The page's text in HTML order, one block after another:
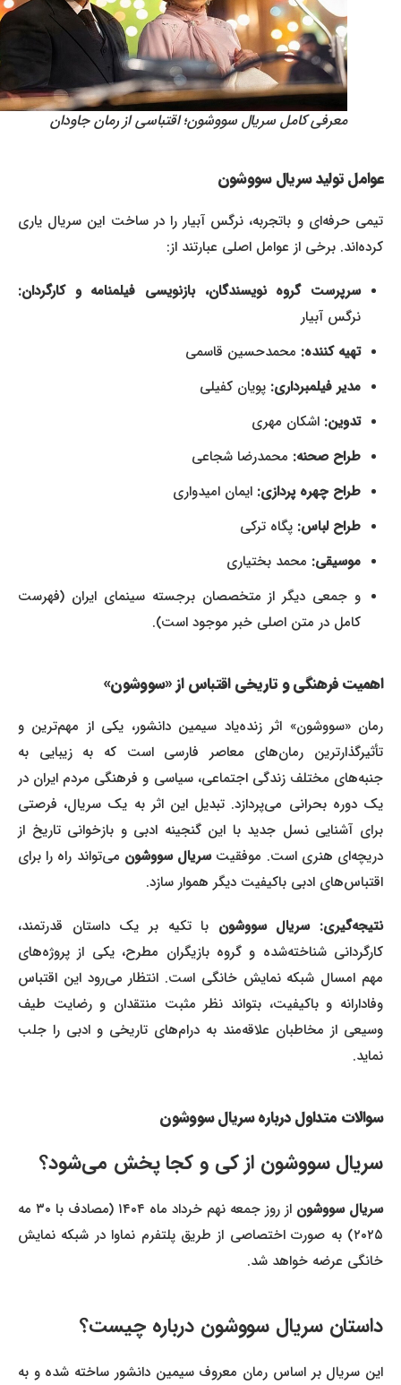
معرفی کامل سریال سووشون؛ اقتباسی از رمان جاودان
عوامل تولیدسریال سووشون
تیمی حرفه‌ای و باتجربه، نرگس آبیار را در ساخت این سریال یاری
کرده‌اند. برخی از عوامل اصلی عبارتند از:
سرپرست گروه نویسندگان، بازنویسی فیلمنامه و کارگردان:
نرگس آبیار
تهیه کننده:محمدحسین قاسمی
مدیر فیلمبرداری:پویان کفیلی
تدوین:اشکان مهری
طراح صحنه:محمدرضا شجاعی
طراح چهره پردازی:ایمان امیدواری
طراح لباس:پگاه ترکی
موسیقی:محمد بختیاری
و جمعی دیگر از متخصصان برجسته سینمای ایران (فهرست
کامل در متن اصلی خبر موجود است).
اهمیت فرهنگی و تاریخی اقتباس از «سووشون»
رمان «سووشون» اثر زنده‌یاد سیمین دانشور، یکی از مهم‌ترین و
تأثیرگذارترین رمان‌های معاصر فارسی است که به زیبایی به
جنبه‌های مختلف زندگی اجتماعی، سیاسی و فرهنگی مردم ایران در
یک دوره بحرانی می‌پردازد. تبدیل این اثر به یک سریال، فرصتی
برای آشنایی نسل جدید با این گنجینه ادبی و بازخوانی تاریخ از
دریچه‌ای هنری است. موفقیتسریال سووشونمی‌تواند راه را برای
اقتباس‌های ادبی باکیفیت دیگر هموار سازد.
نتیجه‌گیری: سریال سووشونبا تکیه بر یک داستان قدرتمند،
کارگردانی شناخته‌شده و گروه بازیگران مطرح، یکی از پروژه‌های
مهم امسال شبکه نمایش خانگی است. انتظار می‌رود این اقتباس
وفادارانه و باکیفیت، بتواند نظر مثبت منتقدان و رضایت طیف
وسیعی از مخاطبان علاقه‌مند به درام‌های تاریخی و ادبی را جلب
نماید.
سوالات متداول دربارهسریال سووشون
سریال سووشوناز کی و کجا پخش می‌شود؟
سریال سووشون
از روز جمعه نهم خرداد ماه ۱۴۰۴ (مصادف با ۳۰ مه
۲۰۲۵) به صورت اختصاصی از طریق پلتفرم نماوا در شبکه نمایش
خانگی عرضه خواهد شد.
داستانسریال سووشوندرباره چیست؟
این سریال بر اساس رمان معروف سیمین دانشور ساخته شده و به